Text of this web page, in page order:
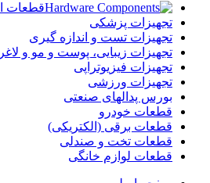
قطعات
تجهیزات پزشکی
تجهیزات تست و اندازه گیری
تجهیزات زیبایی، پوست و مو و
تجهیزات فیزیوتراپی
تجهیزات ورزشی
بورس پدالهای صنعتی
قطعات خودرو
قطعات برقی (الکتریکی)
قطعات تخت و صندلی
قطعات لوازم خانگی